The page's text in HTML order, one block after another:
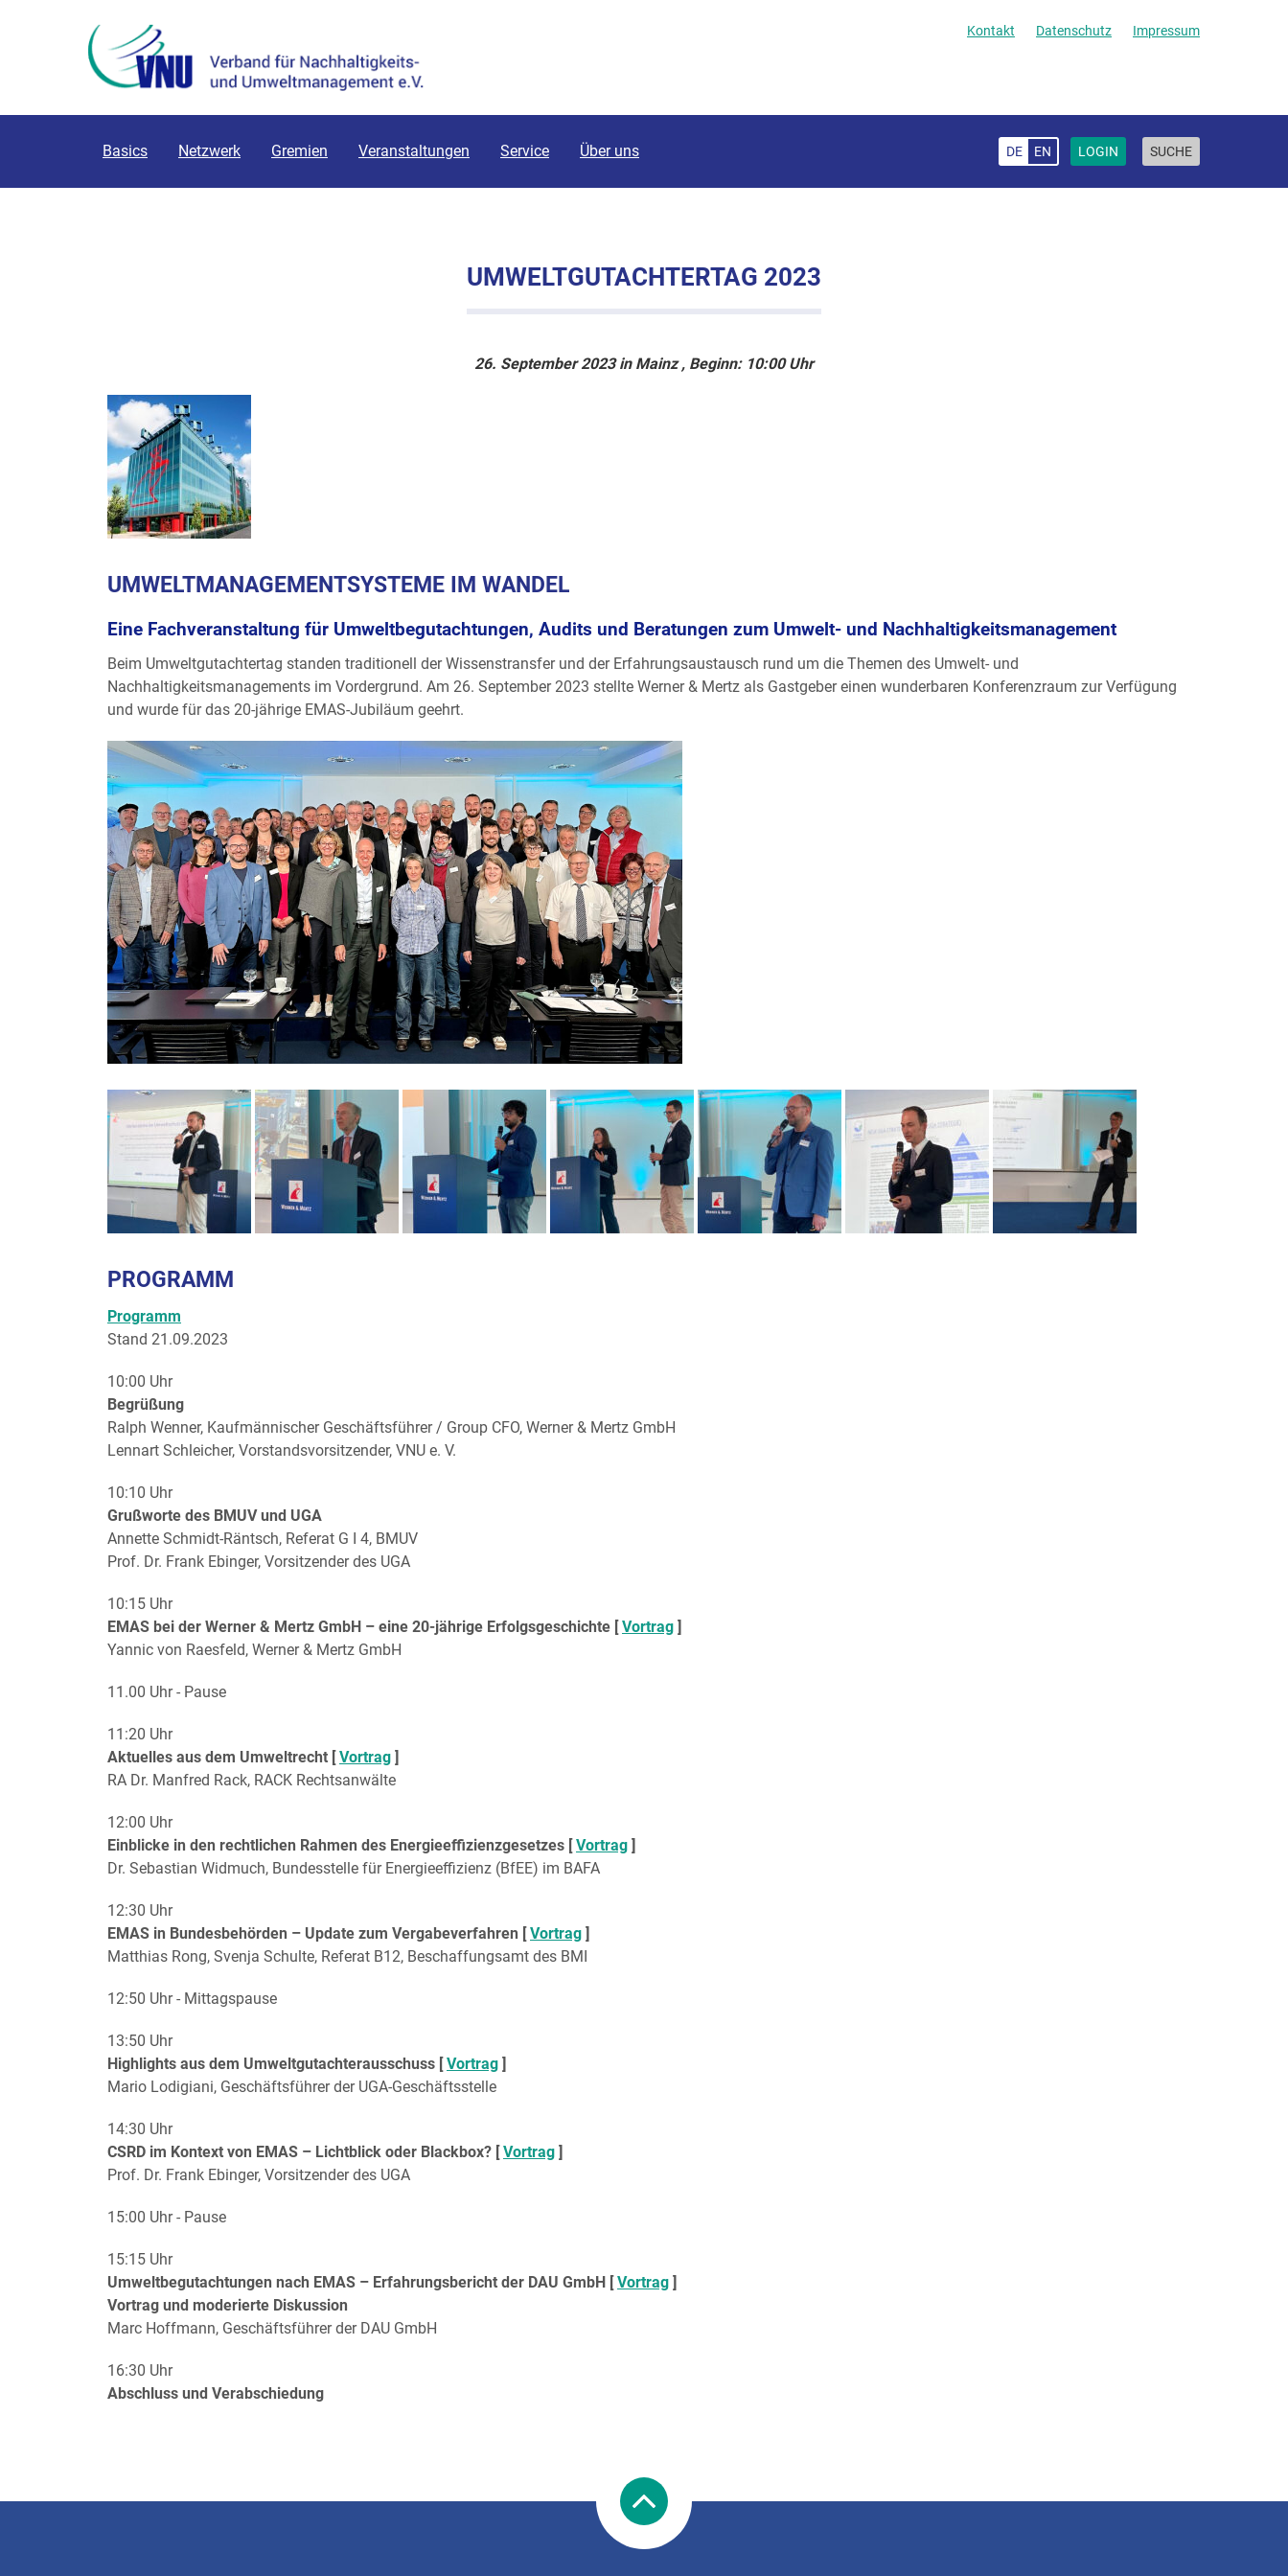
Kontakt Datenschutz Impressum
Basics Netzwerk Gremien Veranstaltungen Service Über uns DE EN LOGIN SUCHE
UMWELTGUTACHTERTAG 2023
26. September 2023 in Mainz , Beginn: 10:00 Uhr
UMWELTMANAGEMENTSYSTEME IM WANDEL
Eine Fachveranstaltung für Umweltbegutachtungen, Audits und Beratungen zum Umwelt- und Nachhaltigkeitsmanagement
Beim Umweltgutachtertag standen traditionell der Wissenstransfer und der Erfahrungsaustausch rund um die Themen des Umwelt- und
Nachhaltigkeitsmanagements im Vordergrund. Am 26. September 2023 stellte Werner & Mertz als Gastgeber einen wunderbaren Konferenzraum zur Verfügung
und wurde für das 20-jährige EMAS-Jubiläum geehrt.
PROGRAMM
Programm
Stand 21.09.2023
10:00 Uhr
Begrüßung
Ralph Wenner, Kaufmännischer Geschäftsführer / Group CFO, Werner & Mertz GmbH
Lennart Schleicher, Vorstandsvorsitzender, VNU e. V.
10:10 Uhr
Grußworte des BMUV und UGA
Annette Schmidt-Räntsch, Referat G I 4, BMUV
Prof. Dr. Frank Ebinger, Vorsitzender des UGA
10:15 Uhr
EMAS bei der Werner & Mertz GmbH – eine 20-jährige Erfolgsgeschichte [Vortrag ]
Yannic von Raesfeld, Werner & Mertz GmbH
11.00 Uhr - Pause
11:20 Uhr
Aktuelles aus dem Umweltrecht [Vortrag ]
RA Dr. Manfred Rack, RACK Rechtsanwälte
12:00 Uhr
Einblicke in den rechtlichen Rahmen des Energieeffizienzgesetzes [Vortrag ]
Dr. Sebastian Widmuch, Bundesstelle für Energieeffizienz (BfEE) im BAFA
12:30 Uhr
EMAS in Bundesbehörden – Update zum Vergabeverfahren [Vortrag ]
Matthias Rong, Svenja Schulte, Referat B12, Beschaffungsamt des BMI
12:50 Uhr - Mittagspause
13:50 Uhr
Highlights aus dem Umweltgutachterausschuss [Vortrag ]
Mario Lodigiani, Geschäftsführer der UGA-Geschäftsstelle
14:30 Uhr
CSRD im Kontext von EMAS – Lichtblick oder Blackbox? [Vortrag ]
Prof. Dr. Frank Ebinger, Vorsitzender des UGA
15:00 Uhr - Pause
15:15 Uhr
Umweltbegutachtungen nach EMAS – Erfahrungsbericht der DAU GmbH [Vortrag ]
Vortrag und moderierte Diskussion
Marc Hoffmann, Geschäftsführer der DAU GmbH
16:30 Uhr
Abschluss und Verabschiedung